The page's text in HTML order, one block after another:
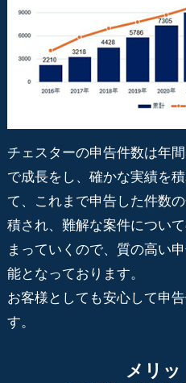
チェスターの申告件数は年
で成長をし、確かな実績を
て、これまで申告した件数
積され、難解な案件につい
まっていくので、質の高い
能となっております。
お客様としても安心して申
す。
メリッ